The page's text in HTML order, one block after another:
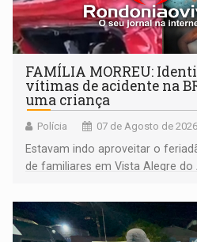
FAMÍLIA MORREU:
vítimas de acidente na
uma criança
Polícia 07 de Agosto de
Estavam indo aproveitar o
de familiares em Vista Alegre do